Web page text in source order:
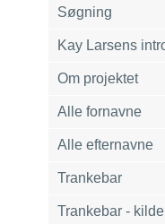
Søgning
Kay Larsens
Om projektet
Alle fornavne
Alle efternavne
Trankebar
Trankebar -